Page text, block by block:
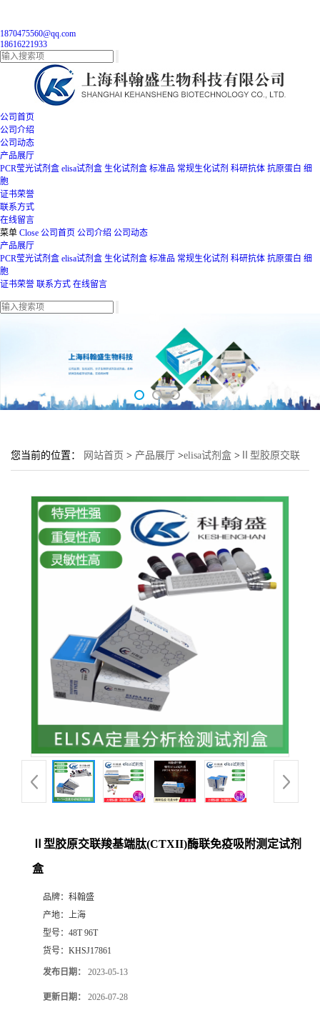
1870475560@qq.com
18616221933
公司首页
公司介绍
公司动态
产品展厅
PCR莹光试剂盒 elisa试剂盒 生化试剂盒 标准品 常规生化试剂 科研抗体 抗原蛋白 细
胞
证书荣誉
联系方式
在线留言
菜单 Close 公司首页 公司介绍 公司动态
产品展厅
PCR莹光试剂盒 elisa试剂盒 生化试剂盒 标准品 常规生化试剂 科研抗体 抗原蛋白 细
胞
证书荣誉 联系方式 在线留言
您当前的位置： 网站首页 > 产品展厅 >elisa试剂盒 > Ⅱ型胶原交联
Ⅱ型胶原交联羧基端肽(CTXII)酶联免疫吸附测定试剂
盒
品牌： 科翰盛
产地： 上海
型号： 48T 96T
货号： KHSJ17861
发布日期： 2023-05-13
更新日期： 2026-07-28